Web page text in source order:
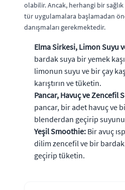
olabilir. Ancak, herhangi bir
tür uygulamalara başlamadan
danışmaları gerekmektedir.
Elma Sirkesi, Limon Suyu
bardak suya bir yemek
limonun suyu ve bir çay
karıştırın ve tüketin.
Pancar, Havuç ve Zencefil
pancar, bir adet havuç ve
blenderdan geçirip suyunu
Yeşil Smoothie: Bir avuç
dilim zencefil ve bir
geçirip tüketin.